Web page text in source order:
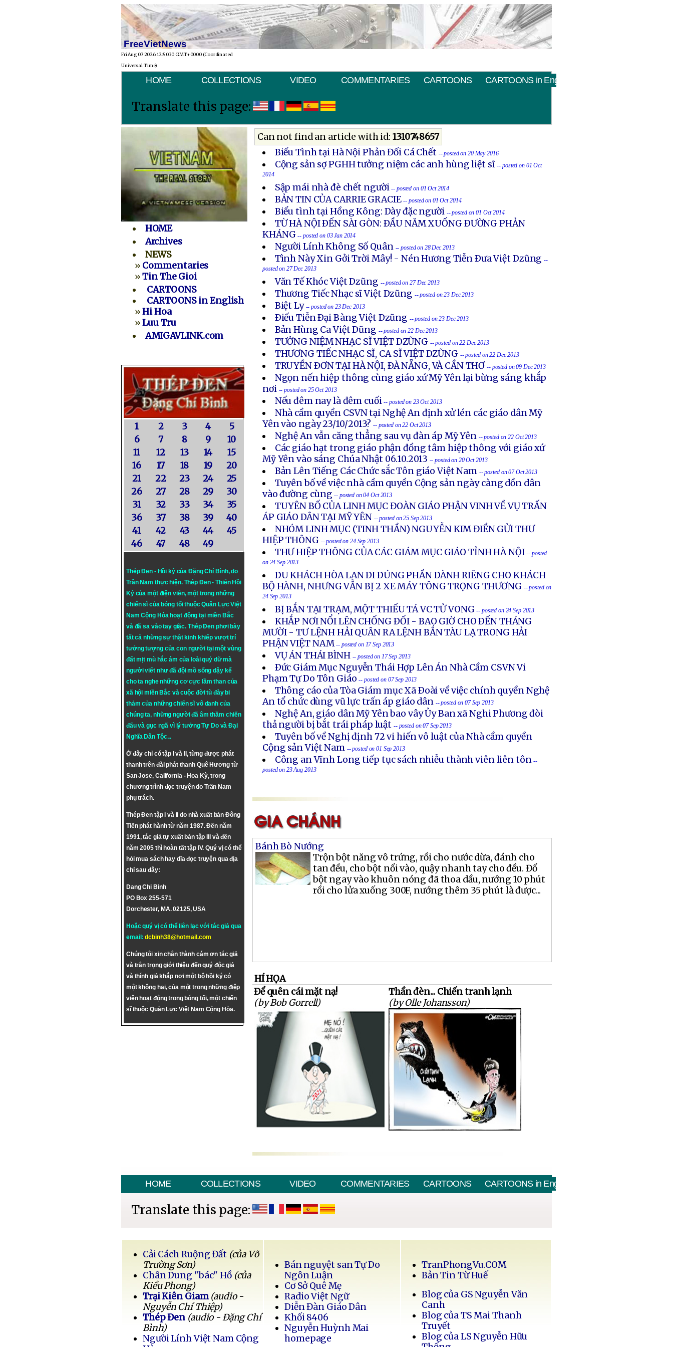
FreeVietNews
Fri Aug 07 2026 12:50:30 GMT+0000 (Coordinated
Universal Time)
HOME COLLECTIONS VIDEO COMMENTARIES CARTOONS CARTOONS in English
Translate this page:
HOME
Archives
NEWS
» Commentaries
»Tin The Gioi
CARTOONS
CARTOONS in English
»Hi Hoa
»Luu Tru
AMIGAVLINK.com
1 2 3 4
5
6
7 8 9
10
11
12 13 14
15
16
17 18 19
20
21
22 23 24
25
26
27 28 29
30
31
32 33 34
35
36
37 38 39
40
41
42 43 44
45
46
47 48 49
Thép Đen - Hồi ký của Đặng Chí Bình, do
Trần Nam thực hiện. Thép Đen- Thiên Hồi
Ký của một điện viên, một trong những
chiến sĩ của bóng tối thuộc Quân Lực Việt
Nam Cộng Hòa hoạt động tại miền Bắc
và đã sa vào tay giặc. Thép Đen phơi bày
tất cả những sự thật kinh khiếp vượt trí
tưởng tượng của con người tại một vùng
đất mịt mù hắc ám của loài quỷ dữ mà
người viết như đã đội mồ sống dậy kể
cho ta nghe những cơ cực lầm than của
xã hội miền Bắc và cuộc đời tù đày bi
thảm của những chiến sĩ vô danh của
chúng ta, những người đã âm thầm chiến
đấu và gục ngã vì lý tưởngTự DovàĐại
Nghĩa Dân Tộc...
Ở đây chỉ có tập I và II, từng được phát
thanh trên đài phát thanh Quê Hương từ
San Jose, California - Hoa Kỳ, trong
chương trình đọc truyện do Trần Nam
phụ trách.
Thép Đen tập I và II do nhà xuất bản Đông
Tiến phát hành từ năm 1987. Đến năm
1991, tác giả tự xuất bản tập III và đến
năm 2005 thì hoàn tất tập IV. Quý vị có thể
hỏi mua sách hay dĩa đọc truyện qua địa
chỉ sau đây:
Dang Chi Binh
PO Box 255-571
Dorchester, MA. 02125, USA
Hoặc quý vị có thể liên lạc với tác giả qua
email:dcbinh38@hotmail.com
Chúng tôi xin chân thành cám ơn tác giả
và trân trọng giới thiệu đến quý độc giả
và thính giả khắp nơi một bộ hồi ký có
một không hai, của một trong những điệp
viên hoạt động trong bóng tối, một chiến
sĩ thuộc Quân Lực Việt Nam Cộng Hòa.
Can not find an article with id: 1310748657
Biểu Tình tại Hà Nội Phản Đối Cá Chết -- posted on 20 May 2016
Cộng sản sợ PGHH tưởng niệm các anh hùng liệt sĩ -- posted on 01 Oct
2014
Sập mái nhà đè chết người -- posted on 01 Oct 2014
BẢN TIN CỦA CARRIE GRACIE-- posted on 01 Oct 2014
Biểu tình tại Hồng Kông: Dày đặc người -- posted on 01 Oct 2014
TỪ HÀ NỘI ÐẾN SÀI GÒN: ÐẦU NĂM XUỐNG ÐƯỜNG PHẢN
KHÁNG-- posted on 03 Jan 2014
Người Lính Không Số Quân -- posted on 28 Dec 2013
Tình Này Xin Gởi Trời Mây! - Nén Hương Tiễn Ðưa Việt Dzũng --
posted on 27 Dec 2013
Văn Tế Khóc Việt Dzũng -- posted on 27 Dec 2013
Thương Tiếc Nhạc sĩ Việt Dzũng -- posted on 23 Dec 2013
Biệt Ly -- posted on 23 Dec 2013
Ðiếu Tiễn Ðại Bàng Việt Dzũng -- posted on 23 Dec 2013
Bản Hùng Ca Việt Dũng -- posted on 22 Dec 2013
TƯỞNG NIỆM NHẠC SĨ VIỆT DZŨNG -- posted on 22 Dec 2013
THƯƠNG TIẾC NHẠC SĨ, CA SĨ VIỆT DZŨNG -- posted on 22 Dec 2013
TRUYỀN ÐƠN TẠI HÀ NỘI, ÐÀ NẴNG, VÀ CẦN THƠ -- posted on 09 Dec 2013
Ngọn nến hiệp thông cùng giáo xứ Mỹ Yên lại bừng sáng khắp
nơi -- posted on 25 Oct 2013
Nếu đêm nay là đêm cuối -- posted on 23 Oct 2013
Nhà cầm quyền CSVN tại Nghệ An định xử lén các giáo dân Mỹ
Yên vào ngày 23/10/2013?-- posted on 22 Oct 2013
Nghệ An vẫn căng thẳng sau vụ đàn áp Mỹ Yên -- posted on 22 Oct 2013
Các giáo hạt trong giáo phận đồng tâm hiệp thông với giáo xứ
Mỹ Yên vào sáng Chúa Nhật 06.10.2013 -- posted on 20 Oct 2013
Bản Lên Tiếng Các Chức sắc Tôn giáo Việt Nam -- posted on 07 Oct 2013
Tuyên bố về việc nhà cầm quyền Cộng sản ngày càng dồn dân
vào đường cùng -- posted on 04 Oct 2013
TUYÊN BỐ CỦA LINH MỤC ĐOÀN GIÁO PHẬN VINH VỀ VỤ TRẤN
ÁP GIÁO DÂN TẠI MỸ YÊN -- posted on 25 Sep 2013
NHÓM LINH MỤC (TINH THẦN) NGUYỄN KIM ĐIỀN GỬI THƯ
HIỆP THÔNG -- posted on 24 Sep 2013
THƯ HIỆP THÔNG CỦA CÁC GIÁM MỤC GIÁO TỈNH HÀ NỘI -- posted
on 24 Sep 2013
DU KHÁCH HÒA LAN ÐI ÐÚNG PHẦN DÀNH RIÊNG CHO KHÁCH
BỘ HÀNH, NHƯNG VẪN BỊ 2 XE MÁY TÔNG TRỌNG THƯƠNG -- posted on
24 Sep 2013
BỊ BẮN TẠI TRẠM, MỘT THIẾU TÁ VC TỬ VONG -- posted on 24 Sep 2013
KHẮP NƠI NỔI LÊN CHỐNG ÐỐI - BAO GIỜ CHO ÐẾN THÁNG
MƯỜI - TƯ LỆNH HẢI QUÂN RA LỆNH BẮN TÀU LẠ TRONG HẢI
PHẬN VIỆT NAM-- posted on 17 Sep 2013
VỤ ÁN THÁI BÌNH -- posted on 17 Sep 2013
Ðức Giám Mục Nguyễn Thái Hợp Lên Án Nhà Cầm CSVN Vi
Phạm Tự Do Tôn Giáo -- posted on 07 Sep 2013
Thông cáo của Tòa Giám mục Xã Ðoài về việc chính quyền Nghệ
An tổ chức dùng vũ lực trấn áp giáo dân -- posted on 07 Sep 2013
Nghệ An, giáo dân Mỹ Yên bao vây Ủy Ban xã Nghi Phương đòi
thả người bị bắt trái pháp luật -- posted on 07 Sep 2013
Tuyên bố về Nghị định 72 vi hiến vô luật của Nhà cầm quyền
Cộng sản Việt Nam -- posted on 01 Sep 2013
Công an Vĩnh Long tiếp tục sách nhiễu thành viên liên tôn --
posted on 23 Aug 2013
Bánh Bò Nướng
Trộn bột năng vô trứng, rồi cho nước dừa, đánh cho
tan đều, cho bột nổi vào, quậy nhanh tay cho đều. Đổ
bột ngay vào khuôn nóng đã thoa dầu, nướng 10 phút
rồi cho lửa xuống 300F, nướng thêm 35 phút là được...
HÍ HỌA
Để quên cái mặt nạ!
(by Bob Gorrell)
Thần đèn... Chiến tranh lạnh
(by Olle Johansson)
HOME COLLECTIONS VIDEO COMMENTARIES CARTOONS CARTOONS in English
Translate this page:
Cải Cách Ruộng Đất (của Võ
Trường Sơn)
Chân Dung "bác" Hồ (của
Kiều Phong)
Trại Kiên Giam (audio -
Nguyễn Chí Thiệp)
Thép Đen (audio - Đặng Chí
Bình)
Người Lính Việt Nam Cộng
Bán nguyệt san Tự Do
Ngôn Luận
Cơ Sở Quê Mẹ
Radio Việt Ngữ
Diễn Đàn Giáo Dân
Khối 8406
Nguyễn Huỳnh Mai
homepage
TranPhongVu.COM
Bản Tin Từ Huế
Blog của GS Nguyễn Văn
Canh
Blog của TS Mai Thanh
Truyết
Blog của LS Nguyễn Hữu